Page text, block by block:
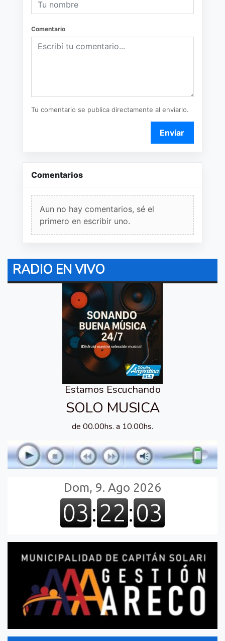
Comentario
Tu comentario se publica directamente al enviarlo.
Enviar
Comentarios
Aun no hay comentarios, sé el
primero en escribir uno.
RADIO EN VIVO
Estamos Escuchando
SOLO MUSICA
de 00.00hs. a 10.00hs.